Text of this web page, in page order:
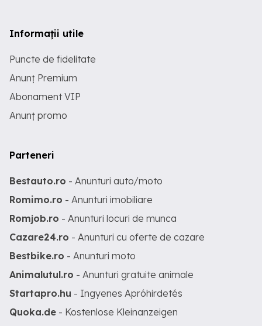
Informații utile
Puncte de fidelitate
Anunț Premium
Abonament VIP
Anunț promo
Parteneri
Bestauto.ro - Anunturi auto/moto
Romimo.ro - Anunturi imobiliare
Romjob.ro - Anunturi locuri de munca
Cazare24.ro - Anunturi cu oferte de cazare
Bestbike.ro - Anunturi moto
Animalutul.ro - Anunturi gratuite animale
Startapro.hu - Ingyenes Apróhirdetés
Quoka.de - Kostenlose Kleinanzeigen